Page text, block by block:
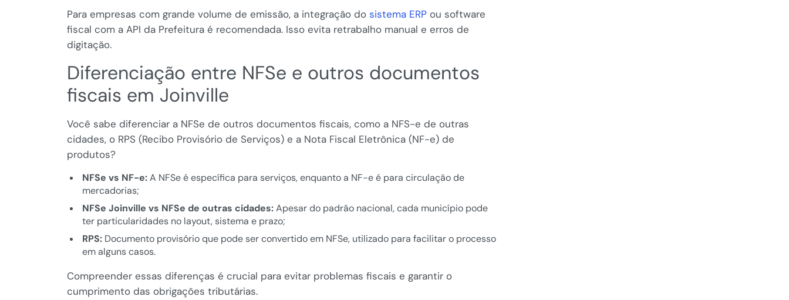
Para empresas com grande volume de emissão, a integração do sistema ERP ou software
fiscal com a API da Prefeitura é recomendada. Isso evita retrabalho manual e erros de
digitação.
Diferenciação entre NFSe e outros documentos
fiscais em Joinville
Você sabe diferenciar a NFSe de outros documentos fiscais, como a NFS-e de outras
cidades, o RPS (Recibo Provisório de Serviços) e a Nota Fiscal Eletrônica (NF-e) de
produtos?
NFSe vs NF-e:A NFSe é específica para serviços, enquanto a NF-e é para circulação de
mercadorias;
NFSe Joinville vs NFSe de outras cidades:Apesar do padrão nacional, cada município pode
ter particularidades no layout, sistema e prazo;
RPS:Documento provisório que pode ser convertido em NFSe, utilizado para facilitar o processo
em alguns casos.
Compreender essas diferenças é crucial para evitar problemas fiscais e garantir o
cumprimento das obrigações tributárias.